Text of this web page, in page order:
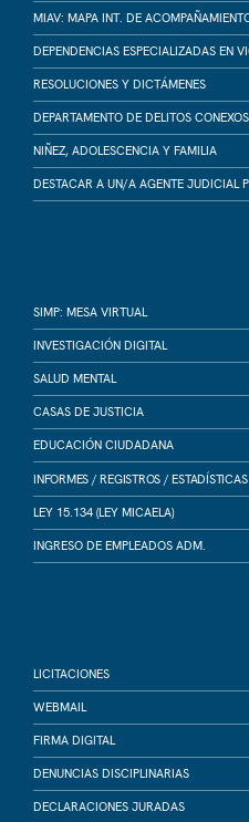
MIAV: MAPA INT. DE
DEPENDENCIAS ESPECIALIZADAS EN
RESOLUCIONES Y DICTÁMENES
DEPARTAMENTO DE DELITOS
NIÑEZ, ADOLESCENCIA Y FAMILIA
DESTACAR A UN/A AGENTE JUDICIAL
SIMP: MESA VIRTUAL
INVESTIGACIÓN DIGITAL
SALUD MENTAL
CASAS DE JUSTICIA
EDUCACIÓN CIUDADANA
INFORMES / REGISTROS / ESTADÍSTICAS
LEY 15.134 (LEY MICAELA)
INGRESO DE EMPLEADOS ADM.
LICITACIONES
WEBMAIL
FIRMA DIGITAL
DENUNCIAS DISCIPLINARIAS
DECLARACIONES JURADAS